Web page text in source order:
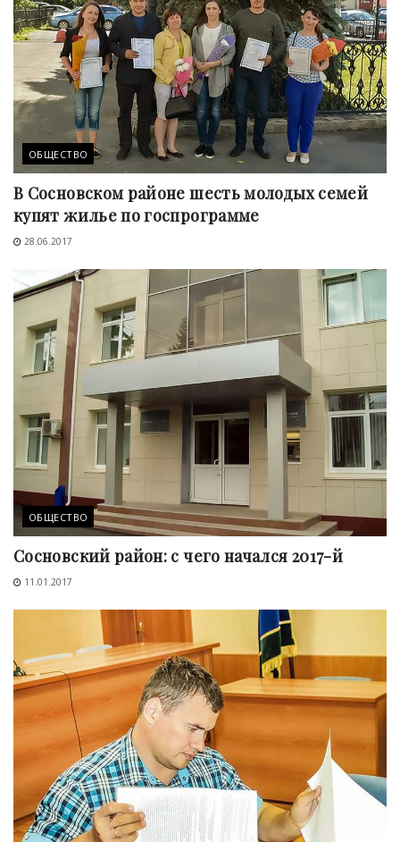
ОБЩЕСТВО
В Сосновском районе шесть молодых семей
купят жилье по госпрограмме
28.06.2017
ОБЩЕСТВО
Сосновский район: с чего начался 2017-й
11.01.2017